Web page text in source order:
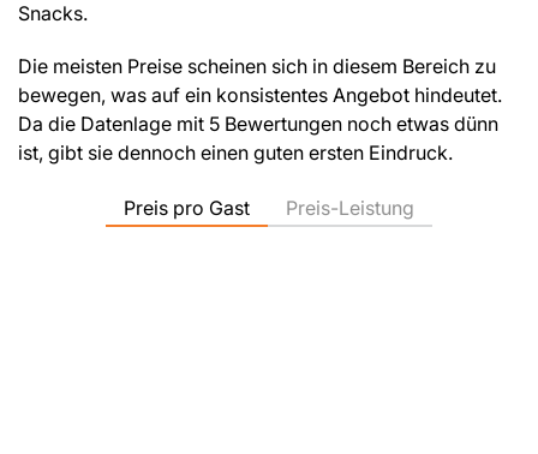
Snacks.
Die meisten Preise scheinen sich in diesem Bereich zu
bewegen, was auf ein konsistentes Angebot hindeutet.
Da die Datenlage mit 5 Bewertungen noch etwas dünn
ist, gibt sie dennoch einen guten ersten Eindruck.
Preis pro Gast Preis-Leistung